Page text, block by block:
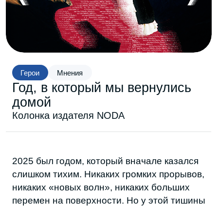
Год, в который мы вернулись
Колонка издателя NODA
Мнения
2025 был годом, который вначале казался
слишком тихим. Никаких громких прорывов,
никаких «новых волн», никаких больших
перемен на поверхности. Но у этой тишины
слушая себя. Так, незаметно, мы начали
возвращаться. Не в квартиры, районы или
города. В себя.
Для меня это возвращение началось с